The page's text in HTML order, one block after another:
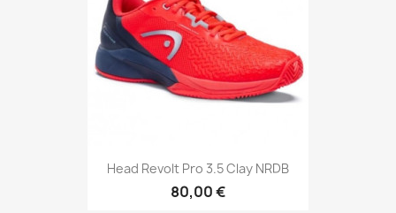
Head Revolt Pro 3.5 Clay NRDB
80,00 €